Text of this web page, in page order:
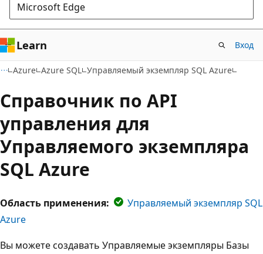
Microsoft Edge
Learn Вход
Azure Azure SQL Управляемый экземпляр SQL Azure
Справочник по API
управления для
Управляемого экземпляра
SQL Azure
Область применения:
Управляемый экземпляр SQL
Azure
Вы можете создавать Управляемые экземпляры Базы